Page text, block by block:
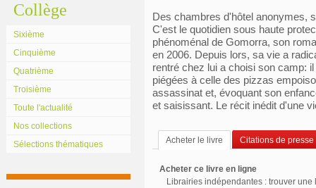
Collège
Sixième
Cinquième
Quatrième
Troisième
Toute l'actualité
Nos collections
Sélections thématiques
Des chambres d'hôtel anonymes,
C'est le quotidien sous haute
phénoménal de Gomorra, son
en 2006. Depuis lors, sa vie a
rentré chez lui a choisi son camp:
piégées à celle des pizzas
assassinat et, évoquant son
et saisissant. Le récit inédit d'une
Acheter le livre Citations de presse
Acheter ce livre en ligne
Librairies indépendantes : trouver une